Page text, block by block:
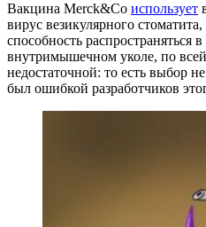
Вакцина Merck&Co использует
вирус везикулярного
способность распространяться
внутримышечном уколе, по
недостаточной: то есть выбор
был ошибкой разработчиков